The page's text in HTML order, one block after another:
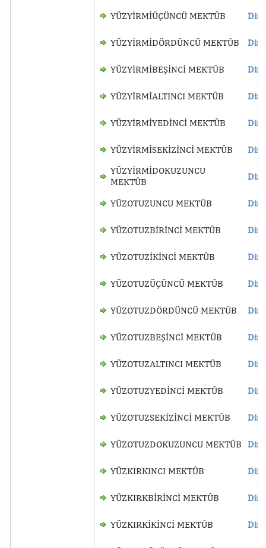
YÜZYİRMİÜÇÜNCÜ MEKTÛB
YÜZYİRMİDÖRDÜNCÜ MEKTÛB
YÜZYİRMİBEŞİNCİ MEKTÛB
YÜZYİRMİALTINCI MEKTÛB
YÜZYİRMİYEDİNCİ MEKTÛB
YÜZYİRMİSEKİZİNCİ MEKTÛB
YÜZYİRMİDOKUZUNCU
MEKTÛB
YÜZOTUZUNCU MEKTÛB
YÜZOTUZBİRİNCİ MEKTÛB
YÜZOTUZİKİNCİ MEKTÛB
YÜZOTUZÜÇÜNCÜ MEKTÛB
YÜZOTUZDÖRDÜNCÜ MEKTÛB
YÜZOTUZBEŞİNCİ MEKTÛB
YÜZOTUZALTINCI MEKTÛB
YÜZOTUZYEDİNCİ MEKTÛB
YÜZOTUZSEKİZİNCİ MEKTÛB
YÜZOTUZDOKUZUNCU MEKTÛB
YÜZKIRKINCI MEKTÛB
YÜZKIRKBİRİNCİ MEKTÛB
YÜZKIRKİKİNCİ MEKTÛB